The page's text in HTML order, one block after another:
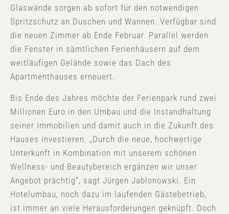
Glaswände sorgen ab sofort für den notwendigen
Spritzschutz an Duschen und Wannen. Verfügbar sind
die neuen Zimmer ab Ende Februar. Parallel werden
die Fenster in sämtlichen Ferienhäusern auf dem
weitläufigen Gelände sowie das Dach des
Apartmenthauses erneuert.
Bis Ende des Jahres möchte der Ferienpark rund zwei
Millionen Euro in den Umbau und die Instandhaltung
seiner Immobilien und damit auch in die Zukunft des
Hauses investieren. „Durch die neue, hochwertige
Unterkunft in Kombination mit unserem schönen
Wellness- und Beautybereich ergänzen wir unser
Angebot prächtig“, sagt Jürgen Jablonowski. Ein
Hotelumbau, noch dazu im laufenden Gästebetrieb,
ist immer an viele Herausforderungen geknüpft. Doch